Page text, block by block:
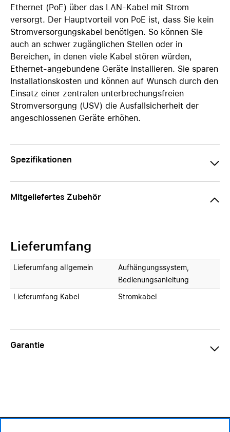
Ethernet (PoE) über das LAN-Kabel mit Strom
versorgt. Der Hauptvorteil von PoE ist, dass Sie kein
Stromversorgungskabel benötigen. So können Sie
auch an schwer zugänglichen Stellen oder in
Bereichen, in denen viele Kabel stören würden,
Ethernet-angebundene Geräte installieren. Sie sparen
Installationskosten und können auf Wunsch durch den
Einsatz einer zentralen unterbrechungsfreien
Stromversorgung (USV) die Ausfallsicherheit der
angeschlossenen Geräte erhöhen.
Spezifikationen
Mitgeliefertes Zubehör
Lieferumfang
Lieferumfang allgemein
Aufhängungssystem,
Bedienungsanleitung
Lieferumfang Kabel Stromkabel
Garantie